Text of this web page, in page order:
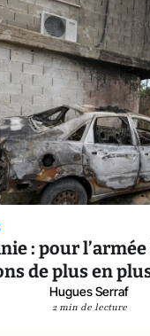
: pour
de plus en
Hugues Serraf
2 min de lecture